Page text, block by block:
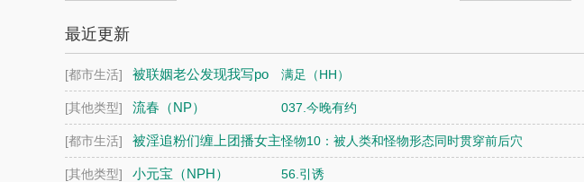
最近更新
[都市生活]
被联姻老公发现我写po
文后
满足（HH）
[其他类型] 流春（NP） 037.今晚有约
[都市生活]
被淫追粉们缠上团播女主
播NP
怪物10：被人类和怪物形态同时贯穿前后穴
[其他类型] 小元宝（NPH） 56.引诱